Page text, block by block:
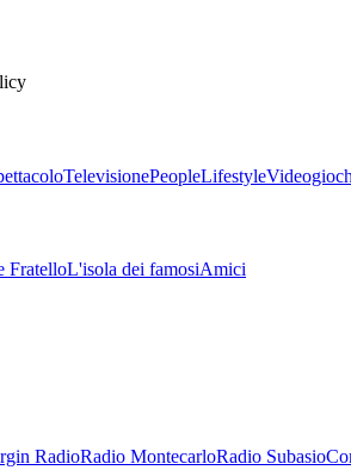
TelevisionePeopleLifestyle
FratelloL'isola dei famosiAmici
RadioRadio MontecarloRadio Subasio